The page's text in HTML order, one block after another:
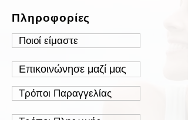
Πληροφορίες
Ποιοί είμαστε
Επικοινώνησε μαζί μας
Τρόποι Παραγγελίας